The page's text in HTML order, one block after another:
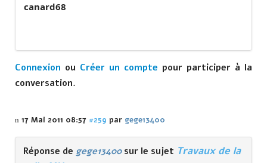
canard68
Connexion ou Créer un compte pour participer à la
conversation.
17 Mai 2011 08:57 #259 par gege13400
Réponse de gege13400sur le sujet Travaux de la